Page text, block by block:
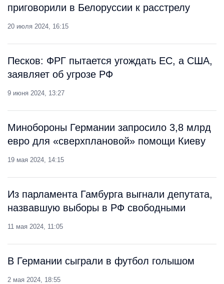
приговорили в Белоруссии к расстрелу
20 июля 2024, 16:15
Песков: ФРГ пытается угождать ЕС, а США,
заявляет об угрозе РФ
9 июня 2024, 13:27
Минобороны Германии запросило 3,8 млрд
евро для «сверхплановой» помощи Киеву
19 мая 2024, 14:15
Из парламента Гамбурга выгнали депутата,
назвавшую выборы в РФ свободными
11 мая 2024, 11:05
​В Германии сыграли в футбол голышом
2 мая 2024, 18:55